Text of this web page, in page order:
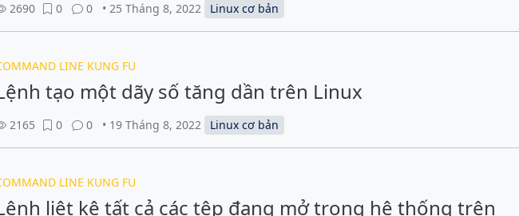
2690 0 0 • 25 Tháng 8, 2022 Linux cơ bản
LINE KUNG FU
tạo một dãy số tăng dần trên Linux
2165 0 0 • 19 Tháng 8, 2022 Linux cơ bản
LINE KUNG FU
liệt kê tất cả các tệp đang mở trong hệ thống trên